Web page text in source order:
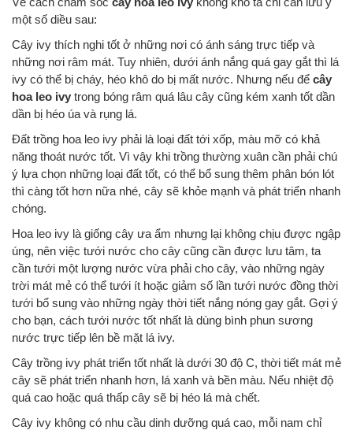
một số diều sau:
Cây ivy thích nghi tốt ở những nơi có ánh sáng trực tiếp và
những nơi râm mát. Tuy nhiên, dưới ánh nắng quá gay gắt thì lá
ivy có thể bị cháy, héo khô do bị mất nước. Nhưng nếu để cây
hoa leo ivy trong bóng râm quá lâu cây cũng kém xanh tốt dần
dần bị héo úa và rụng lá.
Đất trồng hoa leo ivy phải là loại đất tới xốp, màu mỡ có khả
năng thoát nước tốt. Vì vậy khi trồng thường xuân cần phải chú
ý lựa chọn những loại đất tốt, có thể bổ sung thêm phân bón lót
thì càng tốt hơn nữa nhé, cây sẽ khỏe mạnh và phát triển nhanh
chóng.
Hoa leo ivy là giống cây ưa ẩm nhưng lại không chịu được ngập
úng, nên việc tưới nước cho cây cũng cần được lưu tâm, ta
cần tưới một lượng nước vừa phải cho cây, vào những ngày
trời mát mẻ có thể tưới ít hoặc giảm số lần tưới nước đồng thời
tưới bổ sung vào những ngày thời tiết nắng nóng gay gắt. Gợi ý
cho bạn, cách tưới nước tốt nhất là dùng bình phun sương
nước trực tiếp lên bề mặt lá ivy.
Cây trồng ivy phát triển tốt nhất là dưới 30 độ C, thời tiết mát mẻ
cây sẽ phát triển nhanh hơn, lá xanh và bền màu. Nếu nhiệt độ
quá cao hoặc quá thấp cây sẽ bị héo lá mà chết.
Cây ivy không có nhu cầu dinh dưỡng quá cao, mỗi nam chỉ